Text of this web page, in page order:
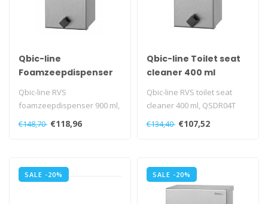
Qbic-line
Foamzeepdispenser
Qbic-line RVS
foamzeepdispenser 900 ml,
€148,70 €118,96
Qbic-line Toilet seat
cleaner 400 ml
Qbic-line RVS toilet seat
cleaner 400 ml, QSDR04T
€134,40 €107,52
SALE -20% SALE -20%